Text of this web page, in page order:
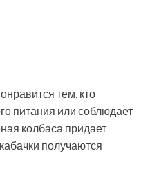
тем, кто
питания или соблюдает
колбаса придает
получаются